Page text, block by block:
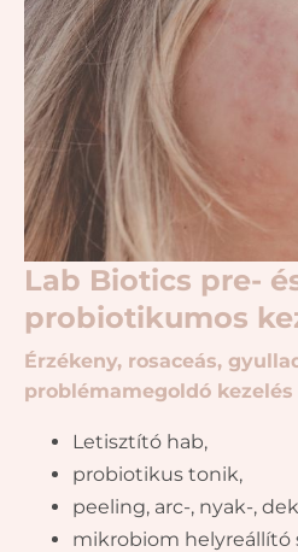
Lab Biotics pre-
probiotikumos
Érzékeny, rosaceás,
problémamegoldó kezelés
Letisztító hab,
probiotikus tonik,
peeling, arc-, nyak-,
mikrobiom helyreállító